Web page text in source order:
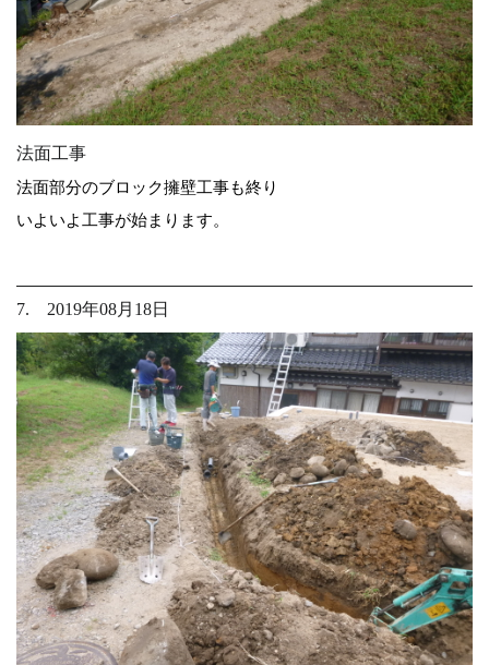
法面工事
法面部分のブロック擁壁工事も終り
いよいよ工事が始まります。
7. 2019年08月18日